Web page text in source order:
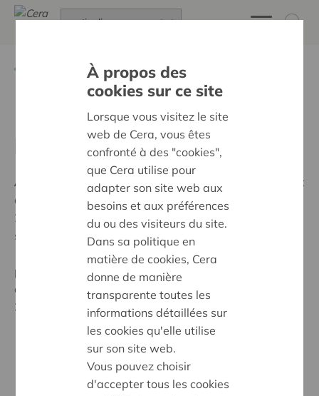
Assemblée Générale
Documents relatifs à
l'Assemblée Générale 2026
À partir du 22 mai 2026 , l e rapport annuel, le rapport
du commissaire, les comptes annuels pour l’exercice
2025
et les autres documents prescrits par la loi
seront disponibles au siège de la société (Muntstraat
1, 3000 Leuven, RPM Leuven 0403.581.960). Vous
pourrez également consulter ces documents en
dessous ou les demander par téléphone (0800 62
340).
Rapport Annuel Cera 2025
Comptes consolidés Cera 2025(en NL) (pdf)
À propos des
cookies sur ce site
Lorsque vous visitez le site
web de Cera, vous êtes
confronté à des "cookies",
que Cera utilise pour
adapter son site web aux
besoins et aux préférences
du ou des visiteurs du site.
Dans sa politique en
matière de cookies, Cera
donne de manière
transparente toutes les
informations détaillées sur
les cookies qu'elle utilise
sur son site web.
Vous pouvez choisir
d'accepter tous les cookies